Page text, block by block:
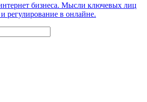
бизнеса. Мысли ключевых лиц
регулирование в онлайне.